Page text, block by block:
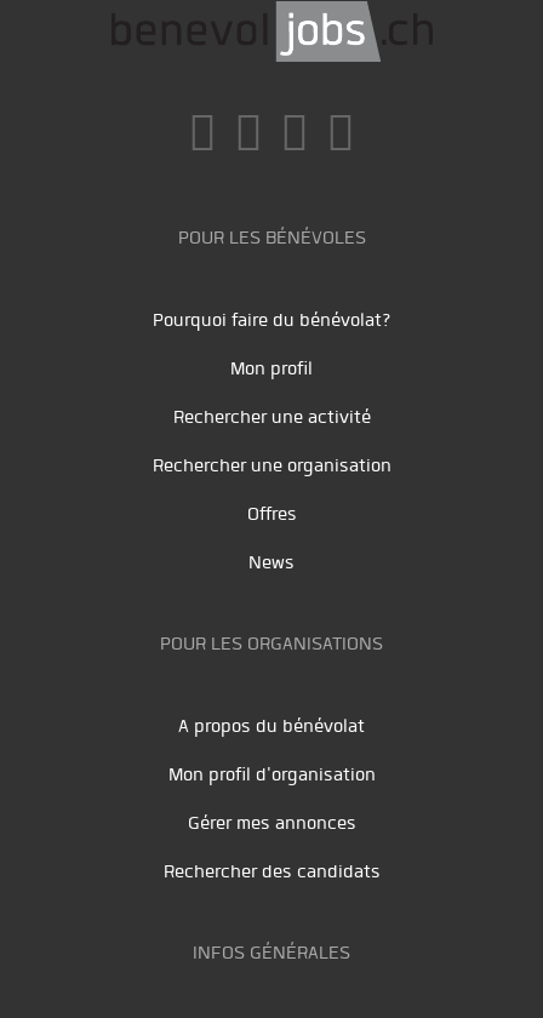
POUR LES BÉNÉVOLES
Pourquoi faire du bénévolat?
Mon profil
Rechercher une activité
Rechercher une organisation
Offres
News
POUR LES ORGANISATIONS
A propos du bénévolat
Mon profil d'organisation
Gérer mes annonces
Rechercher des candidats
INFOS GÉNÉRALES